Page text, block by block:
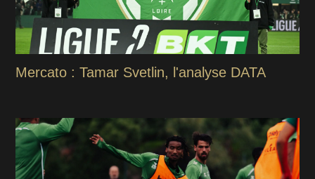
Mercato : Tamar Svetlin, l'analyse DATA